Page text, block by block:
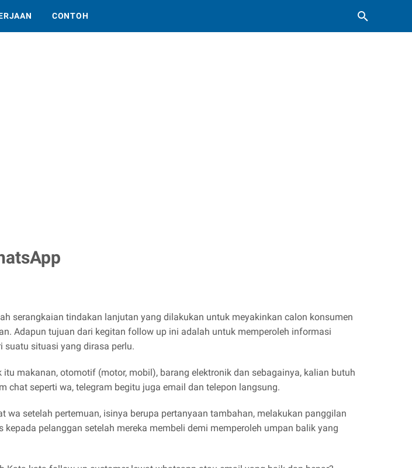
CONTOH
serangkaian tindakan lanjutan yang dilakukan untuk meyakinkan calon konsumen
Adapun tujuan dari kegitan follow up ini adalah untuk memperoleh informasi
situasi yang dirasa perlu.
makanan, otomotif (motor, mobil), barang elektronik dan sebagainya, kalian butuh
seperti wa, telegram begitu juga email dan telepon langsung.
setelah pertemuan, isinya berupa pertanyaan tambahan, melakukan panggilan
pelanggan setelah mereka membeli demi memperoleh umpan balik yang